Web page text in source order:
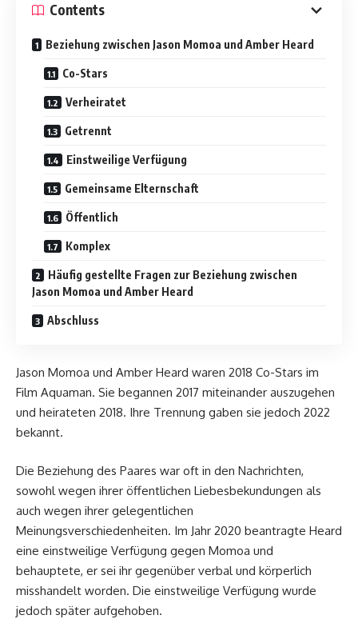
Contents
Beziehung zwischen Jason Momoa und Amber Heard
Co-Stars
Verheiratet
Getrennt
Einstweilige Verfügung
Gemeinsame Elternschaft
Öffentlich
Komplex
Häufig gestellte Fragen zur Beziehung zwischen
Jason Momoa und Amber Heard
Abschluss
Jason Momoa und Amber Heard waren 2018 Co-Stars im
Film Aquaman. Sie begannen 2017 miteinander auszugehen
und heirateten 2018. Ihre Trennung gaben sie jedoch 2022
bekannt.
Die Beziehung des Paares war oft in den Nachrichten,
sowohl wegen ihrer öffentlichen Liebesbekundungen als
auch wegen ihrer gelegentlichen
Meinungsverschiedenheiten. Im Jahr 2020 beantragte Heard
eine einstweilige Verfügung gegen Momoa und
behauptete, er sei ihr gegenüber verbal und körperlich
misshandelt worden. Die einstweilige Verfügung wurde
jedoch später aufgehoben.